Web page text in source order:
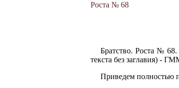
Роста № 68
Братство. Роста №
текста без заглавия) -
Приведем полностью